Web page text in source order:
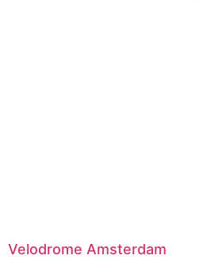
Velodrome Amsterdam